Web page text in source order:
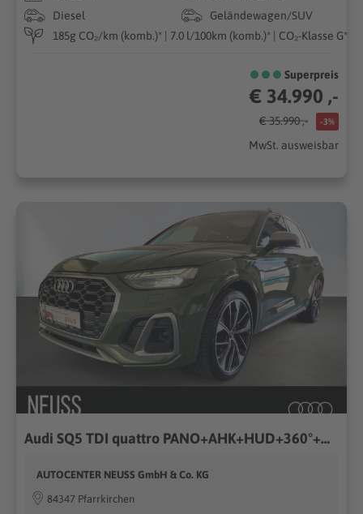
Diesel
Geländewagen/SUV
185g CO₂/km (komb.)* | 7.0 l/100km (komb.)* | CO₂-Klasse G*
Superpreis
€ 34.990 ,-
€ 35.990 ,- -3%
MwSt. ausweisbar
Audi SQ5 TDI quattro PANO+AHK+HUD+360°+B&O+MATRIX+21"
AUTOCENTER NEUSS GmbH & Co. KG
84347 Pfarrkirchen